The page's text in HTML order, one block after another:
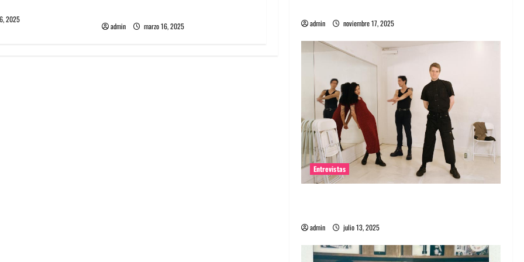
2025
admin marzo 16, 2025 admin noviembre 17, 2025
Entrevistas
admin julio 13, 2025